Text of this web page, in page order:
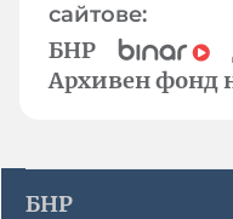
сайтове:
БНР
Архивен фонд
БНР